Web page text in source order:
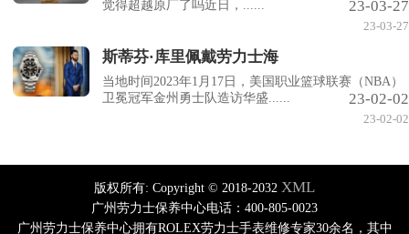
觉得超越原厂了吗近日，......
23-03-27
23-03-27
斯蒂芬·库里佩戴劳力士海
当地时间2023年1月17日，美国职业篮球联赛（NBA）
卫冕冠军金州勇士队造访华盛......
23-02-02
23-02-02
版权所有: Copyright © 2018-2032 XML
广州劳力士保养中心电话：400-805-0023
广州劳力士保养中心拥有ROLEX劳力士手表维修专家30余名，其中